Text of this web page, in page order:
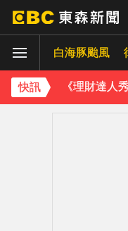
白海豚颱風
快訊
永和豆漿創